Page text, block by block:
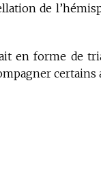
de
en forme de
certains